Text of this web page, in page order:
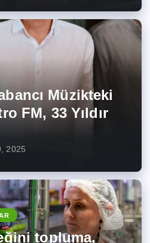
Müzikteki
FM, 33 Yıldır
2025
topluma,